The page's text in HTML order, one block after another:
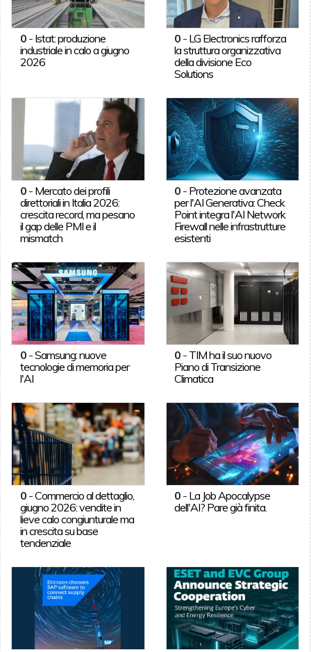
0- Istat: produzione
industriale in calo a giugno
2026
0 - LG Electronics rafforza
la struttura organizzativa
della divisione Eco
Solutions
0- Mercato dei profili
direttoriali in Italia 2026:
crescita record, ma pesano
il gap delle PMI e il
mismatch
0 - Protezione avanzata
per l'AI Generativa: Check
Point integra l'AI Network
Firewall nelle infrastrutture
esistenti
0-Samsung: nuove
tecnologie di memoria per
l'AI
0 - TIM ha il suo nuovo
Piano di Transizione
Climatica
0-Commercio al dettaglio,
giugno 2026: vendite in
lieve calo congiunturale ma
in crescita su base
tendenziale
0 - La Job Apocalypse
dell'AI? Pare già finita.